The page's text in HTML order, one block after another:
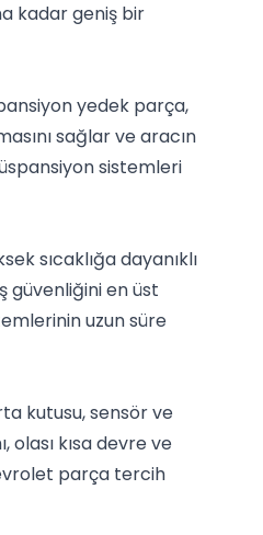
kadar geniş bir
yedek parça,
sağlar ve aracın
sistemleri
sıcaklığa dayanıklı
güvenliğini en üst
uzun süre
kutusu, sensör ve
kısa devre ve
parça tercih